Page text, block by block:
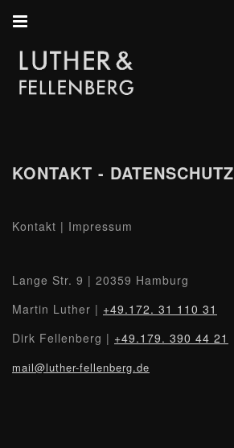
KONTAKT - DATENSCHUTZ
Kontakt | Impressum
Lange Str. 9 | 20359 Hamburg
Martin Luther | +49.172. 31 110 31
Dirk Fellenberg | +49.179. 390 44 21
mail@luther-fellenberg.de